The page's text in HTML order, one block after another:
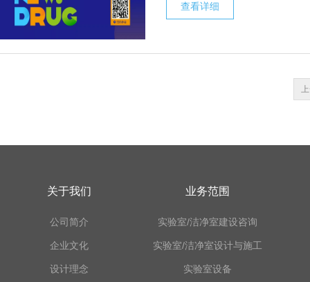
查看详细
关于我们
公司简介
企业文化
设计理念
业务范围
实验室/洁净室建设咨询
实验室/洁净室设计与施工
实验室设备